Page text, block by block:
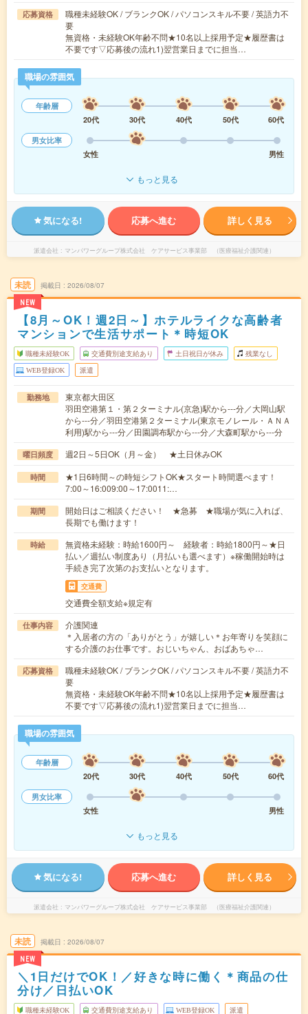
応募資格
職種未経験OK / ブランクOK / パソコンスキル不要 / 英語力不
要
無資格・未経験OK年齢不問★10名以上採用予定★履歴書は
不要です▽応募後の流れ1)翌営業日までに担当…
職場の雰囲気
年齢層
20代
30代 40代 50代
60代
男女比率
女性
男性
もっと見る
気になる! 応募へ進む 詳しく見る
派遣会社 マンパワーグループ株式会社 ケアサービス事業部 （医療福祉介護関連）
未読
NEW
掲載日 2026/08/07
【8月～OK！週2日～】ホテルライクな高齢者
マンションで生活サポート＊時短OK
職種未経験OK 交通費別途支給あり 土日祝日が休み 残業なし
WEB登録OK 派遣
勤務地
東京都大田区
羽田空港第１・第２ターミナル(京急)駅から---分／大岡山駅
から---分／羽田空港第２ターミナル(東京モノレール・ＡＮＡ
利用)駅から---分／田園調布駅から---分／大森町駅から---分
曜日頻度 週2日～5日OK（月～金） ★土日休みOK
時間
★1日6時間～の時短シフトOK★スタート時間選べます！
7:00～16:009:00～17:0011:…
期間
開始日はご相談ください！ ★急募 ★職場が気に入れば、
長期でも働けます！
時給
無資格未経験：時給1600円～ 経験者：時給1800円～★日
払い／週払い制度あり（月払いも選べます）※稼働開始時は
手続き完了次第のお支払いとなります。
交通費
交通費全額支給※規定有
仕事内容
介護関連
＊入居者の方の「ありがとう」が嬉しい＊お年寄りを笑顔に
する介護のお仕事です。おじいちゃん、おばあちゃ…
応募資格
職種未経験OK / ブランクOK / パソコンスキル不要 / 英語力不
要
無資格・未経験OK年齢不問★10名以上採用予定★履歴書は
不要です▽応募後の流れ1)翌営業日までに担当…
職場の雰囲気
年齢層
20代
30代 40代 50代
60代
男女比率
女性
男性
もっと見る
気になる! 応募へ進む 詳しく見る
派遣会社 マンパワーグループ株式会社 ケアサービス事業部 （医療福祉介護関連）
未読
NEW
掲載日 2026/08/07
＼1日だけでOK！／好きな時に働く＊商品の仕
分け／日払いOK
職種未経験OK 交通費別途支給あり WEB登録OK 派遣